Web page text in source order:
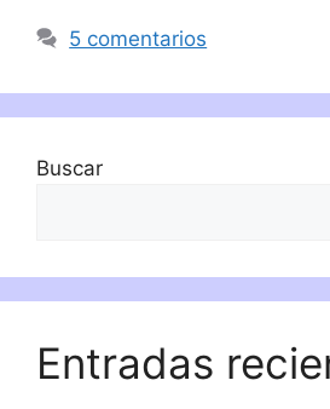
5 comentarios
Buscar
Entradas